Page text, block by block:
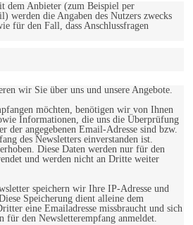
dem Anbieter (zum Beispiel per
werden die Angaben des Nutzers zwecks
für den Fall, dass Anschlussfragen
wir Sie über uns und unsere Angebote.
möchten, benötigen wir von Ihnen
Informationen, die uns die Überprüfung
der angegebenen Email-Adresse sind bzw.
des Newsletters einverstanden ist.
Diese Daten werden nur für den
und werden nicht an Dritte weiter
speichern wir Ihre IP-Adresse und
Speicherung dient alleine dem
eine Emailadresse missbraucht und sich
für den Newsletterempfang anmeldet.